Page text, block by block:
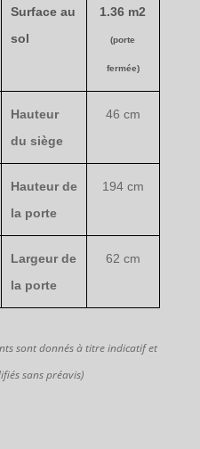
Surface au
sol
1.36 m2
(porte
fermée)
Hauteur
du siège
46 cm
Hauteur de
la porte
194 cm
Largeur de
la porte
62 cm
sont donnés à titre indicatif et
sans préavis)